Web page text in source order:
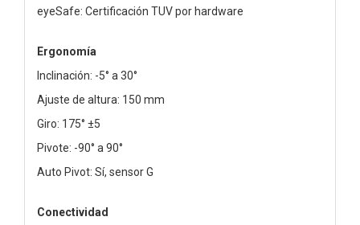
eyeSafe: Certificación TUV por hardware
Ergonomía
Inclinación: -5° a 30°
Ajuste de altura: 150 mm
Giro: 175° ±5
Pivote: -90° a 90°
Auto Pivot: Sí, sensor G
Conectividad